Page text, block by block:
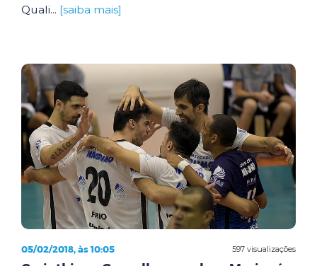
Quali... [saiba mais]
597 visualizações
05/02/2018, às 10:05